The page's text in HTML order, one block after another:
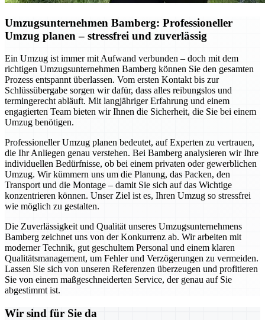
Umzugsunternehmen Bamberg: Professioneller
Umzug planen – stressfrei und zuverlässig
Ein Umzug ist immer mit Aufwand verbunden – doch mit dem
richtigen Umzugsunternehmen Bamberg können Sie den gesamten
Prozess entspannt überlassen. Vom ersten Kontakt bis zur
Schlüssübergabe sorgen wir dafür, dass alles reibungslos und
termingerecht abläuft. Mit langjähriger Erfahrung und einem
engagierten Team bieten wir Ihnen die Sicherheit, die Sie bei einem
Umzug benötigen.
Professioneller Umzug planen bedeutet, auf Experten zu vertrauen,
die Ihr Anliegen genau verstehen. Bei Bamberg analysieren wir Ihre
individuellen Bedürfnisse, ob bei einem privaten oder gewerblichen
Umzug. Wir kümmern uns um die Planung, das Packen, den
Transport und die Montage – damit Sie sich auf das Wichtige
konzentrieren können. Unser Ziel ist es, Ihren Umzug so stressfrei
wie möglich zu gestalten.
Die Zuverlässigkeit und Qualität unseres Umzugsunternehmens
Bamberg zeichnet uns von der Konkurrenz ab. Wir arbeiten mit
moderner Technik, gut geschultem Personal und einem klaren
Qualitätsmanagement, um Fehler und Verzögerungen zu vermeiden.
Lassen Sie sich von unseren Referenzen überzeugen und profitieren
Sie von einem maßgeschneiderten Service, der genau auf Sie
abgestimmt ist.
Wir sind für Sie da